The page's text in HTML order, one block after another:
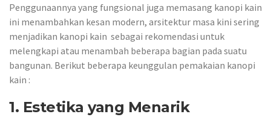
Penggunaannya yang fungsional juga memasang kanopi kain
ini menambahkan kesan modern, arsitektur masa kini sering
menjadikan kanopi kain sebagai rekomendasi untuk
melengkapi atau menambah beberapa bagian pada suatu
bangunan. Berikut beberapa keunggulan pemakaian kanopi
kain :
1. Estetika yang Menarik